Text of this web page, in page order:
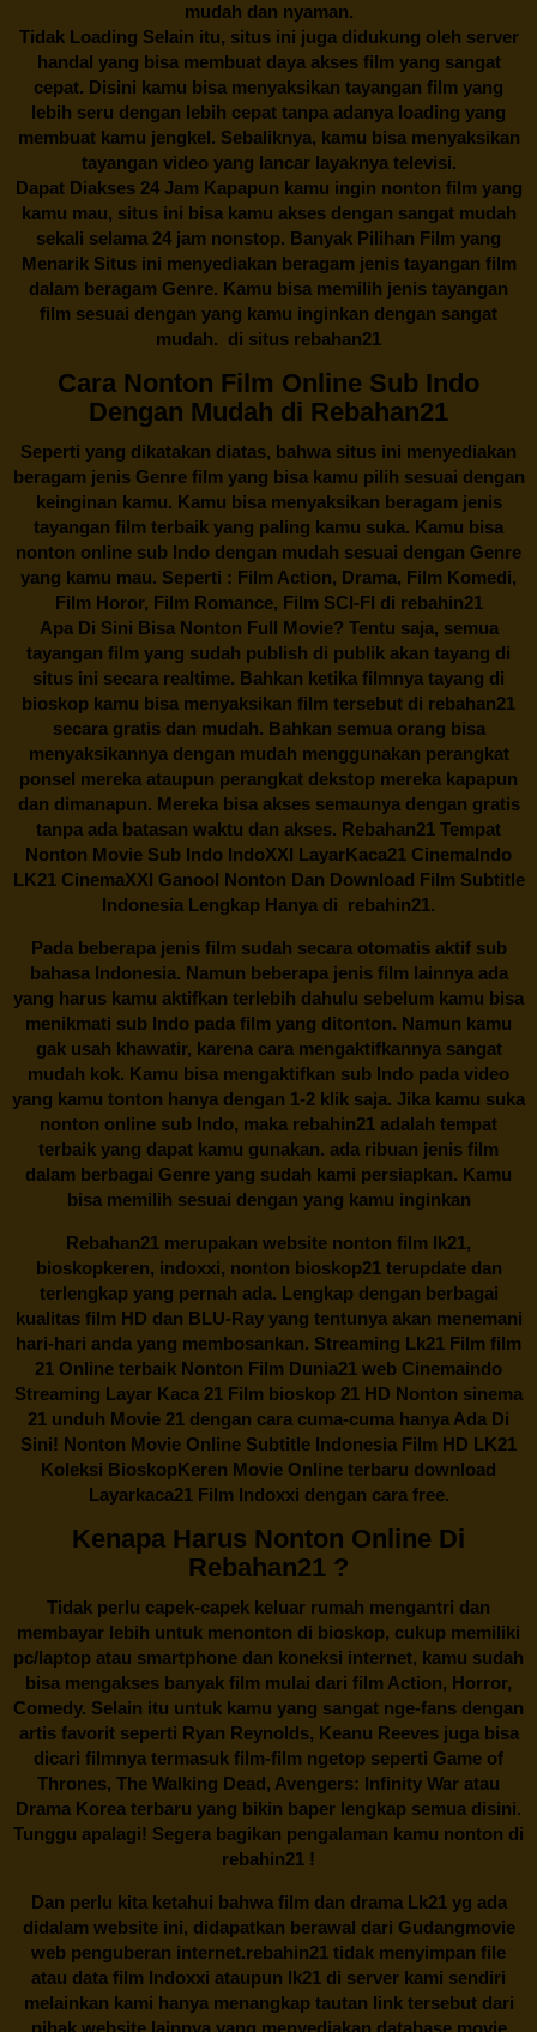
mudah dan nyaman.
Tidak Loading Selain itu, situs ini juga didukung oleh server
handal yang bisa membuat daya akses film yang sangat
cepat. Disini kamu bisa menyaksikan tayangan film yang
lebih seru dengan lebih cepat tanpa adanya loading yang
membuat kamu jengkel. Sebaliknya, kamu bisa menyaksikan
tayangan video yang lancar layaknya televisi.
Dapat Diakses 24 Jam Kapapun kamu ingin nonton film yang
kamu mau, situs ini bisa kamu akses dengan sangat mudah
sekali selama 24 jam nonstop. Banyak Pilihan Film yang
Menarik Situs ini menyediakan beragam jenis tayangan film
dalam beragam Genre. Kamu bisa memilih jenis tayangan
film sesuai dengan yang kamu inginkan dengan sangat
mudah. di situs rebahan21
Cara Nonton Film Online Sub Indo
Dengan Mudah di Rebahan21
Seperti yang dikatakan diatas, bahwa situs ini menyediakan
beragam jenis Genre film yang bisa kamu pilih sesuai dengan
keinginan kamu. Kamu bisa menyaksikan beragam jenis
tayangan film terbaik yang paling kamu suka. Kamu bisa
nonton online sub Indo dengan mudah sesuai dengan Genre
yang kamu mau. Seperti : Film Action, Drama, Film Komedi,
Film Horor, Film Romance, Film SCI-FI di rebahin21
Apa Di Sini Bisa Nonton Full Movie? Tentu saja, semua
tayangan film yang sudah publish di publik akan tayang di
situs ini secara realtime. Bahkan ketika filmnya tayang di
bioskop kamu bisa menyaksikan film tersebut di rebahan21
secara gratis dan mudah. Bahkan semua orang bisa
menyaksikannya dengan mudah menggunakan perangkat
ponsel mereka ataupun perangkat dekstop mereka kapapun
dan dimanapun. Mereka bisa akses semaunya dengan gratis
tanpa ada batasan waktu dan akses. Rebahan21 Tempat
Nonton Movie Sub Indo IndoXXI LayarKaca21 CinemaIndo
LK21 CinemaXXI Ganool Nonton Dan Download Film Subtitle
Indonesia Lengkap Hanya di rebahin21.
Pada beberapa jenis film sudah secara otomatis aktif sub
bahasa Indonesia. Namun beberapa jenis film lainnya ada
yang harus kamu aktifkan terlebih dahulu sebelum kamu bisa
menikmati sub Indo pada film yang ditonton. Namun kamu
gak usah khawatir, karena cara mengaktifkannya sangat
mudah kok. Kamu bisa mengaktifkan sub Indo pada video
yang kamu tonton hanya dengan 1-2 klik saja. Jika kamu suka
nonton online sub Indo, maka rebahin21 adalah tempat
terbaik yang dapat kamu gunakan. ada ribuan jenis film
dalam berbagai Genre yang sudah kami persiapkan. Kamu
bisa memilih sesuai dengan yang kamu inginkan
Rebahan21 merupakan website nonton film lk21,
bioskopkeren, indoxxi, nonton bioskop21 terupdate dan
terlengkap yang pernah ada. Lengkap dengan berbagai
kualitas film HD dan BLU-Ray yang tentunya akan menemani
hari-hari anda yang membosankan. Streaming Lk21 Film film
21 Online terbaik Nonton Film Dunia21 web Cinemaindo
Streaming Layar Kaca 21 Film bioskop 21 HD Nonton sinema
21 unduh Movie 21 dengan cara cuma-cuma hanya Ada Di
Sini! Nonton Movie Online Subtitle Indonesia Film HD LK21
Koleksi BioskopKeren Movie Online terbaru download
Layarkaca21 Film Indoxxi dengan cara free.
Kenapa Harus Nonton Online Di
Rebahan21 ?
Tidak perlu capek-capek keluar rumah mengantri dan
membayar lebih untuk menonton di bioskop, cukup memiliki
pc/laptop atau smartphone dan koneksi internet, kamu sudah
bisa mengakses banyak film mulai dari film Action, Horror,
Comedy. Selain itu untuk kamu yang sangat nge-fans dengan
artis favorit seperti Ryan Reynolds, Keanu Reeves juga bisa
dicari filmnya termasuk film-film ngetop seperti Game of
Thrones, The Walking Dead, Avengers: Infinity War atau
Drama Korea terbaru yang bikin baper lengkap semua disini.
Tunggu apalagi! Segera bagikan pengalaman kamu nonton di
rebahin21 !
Dan perlu kita ketahui bahwa film dan dramaLk21yg ada
didalam website ini, didapatkan berawal dari Gudangmovie
web penguberan internet.rebahin21 tidak menyimpan file
atau data film Indoxxi ataupun lk21 di server kami sendiri
melainkan kami hanya menangkap tautan link tersebut dari